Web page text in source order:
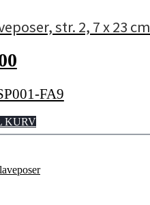
str. 2, 7 x 23 cm
FA9
KURV